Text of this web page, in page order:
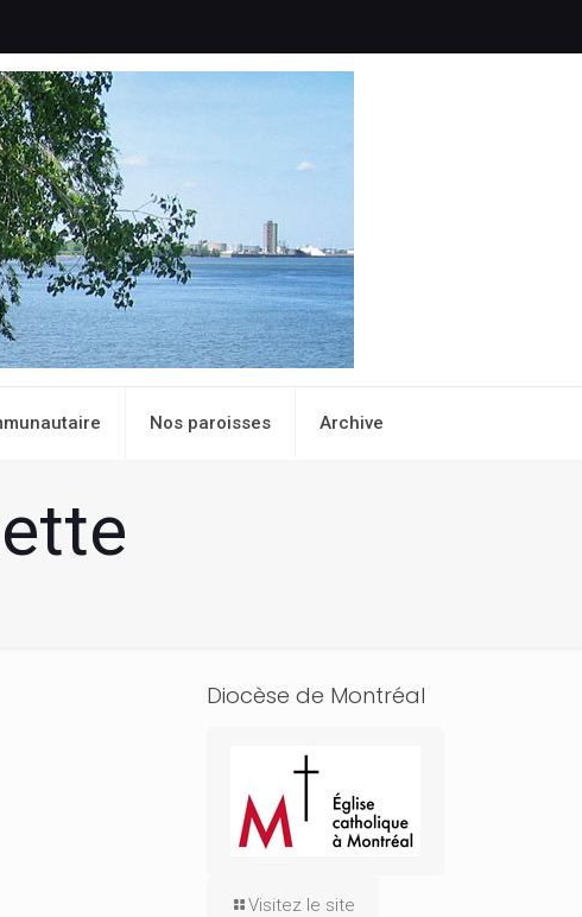
Nos paroisses Archive
Diocèse de Montréal
Visitez le site